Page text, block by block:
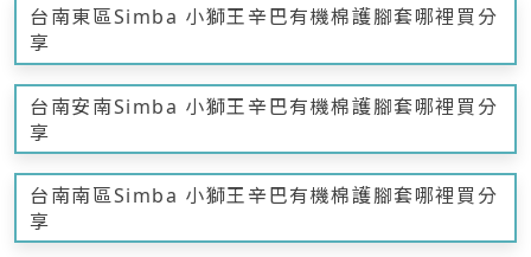
台南東區Simba 小獅王辛巴有機棉護腳套哪裡買分
享
台南安南Simba 小獅王辛巴有機棉護腳套哪裡買分
享
台南南區Simba 小獅王辛巴有機棉護腳套哪裡買分
享